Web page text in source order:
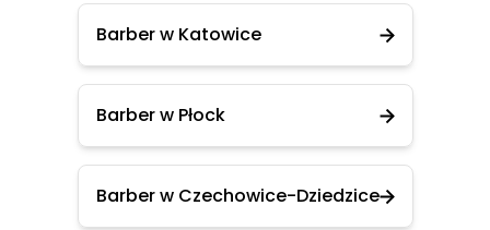
Barber w Katowice
Barber w Płock
Barber w Czechowice-Dziedzice